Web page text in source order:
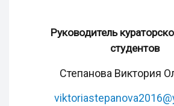
Руководитель
студентов
Степанова Виктория